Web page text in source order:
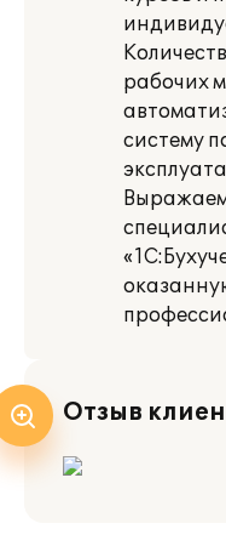
рабочих
систему
Отзыв